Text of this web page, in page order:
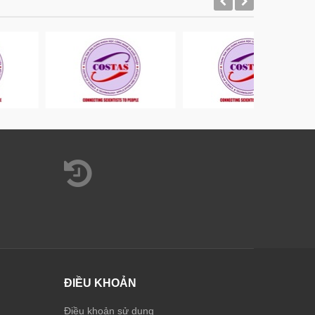
ĐIỀU KHOẢN
Điều khoản sử dụng